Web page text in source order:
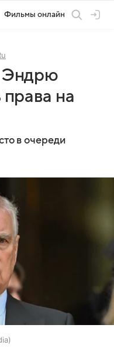
Фильмы онлайн
Эндрю
на
в очереди